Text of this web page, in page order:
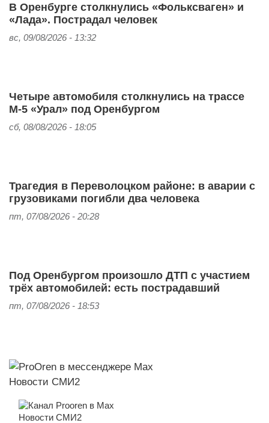
В Оренбурге столкнулись «Фольксваген» и
«Лада». Пострадал человек
вс, 09/08/2026 - 13:32
Четыре автомобиля столкнулись на трассе
М-5 «Урал» под Оренбургом
сб, 08/08/2026 - 18:05
Трагедия в Переволоцком районе: в аварии с
грузовиками погибли два человека
пт, 07/08/2026 - 20:28
Под Оренбургом произошло ДТП с участием
трёх автомобилей: есть пострадавший
пт, 07/08/2026 - 18:53
Новости СМИ2
Новости СМИ2